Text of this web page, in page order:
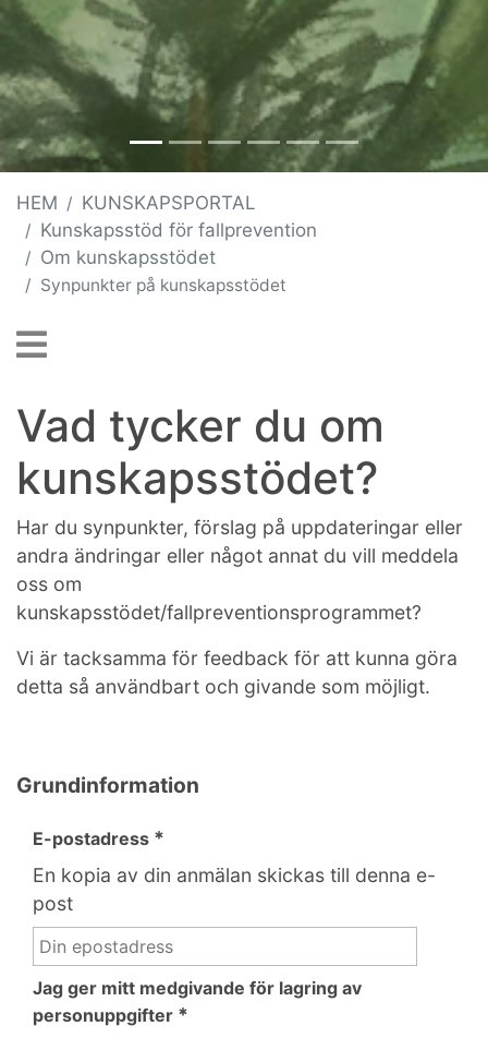
HEM
KUNSKAPSPORTAL
Kunskapsstöd för fallprevention
Om kunskapsstödet
Synpunkter på kunskapsstödet
Vad tycker du om
kunskapsstödet?
Har du synpunkter, förslag på uppdateringar eller
andra ändringar eller något annat du vill meddela
oss om
kunskapsstödet/fallpreventionsprogrammet?
Vi är tacksamma för feedback för att kunna göra
detta så användbart och givande som möjligt.
Grundinformation
E-postadress *
En kopia av din anmälan skickas till denna e-
post
Jag ger mitt medgivande för lagring av
personuppgifter *